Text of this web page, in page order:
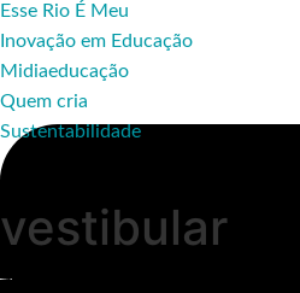
Esse Rio É Meu
Inovação em Educação
Midiaeducação
Quem cria
Sustentabilidade
vestibular